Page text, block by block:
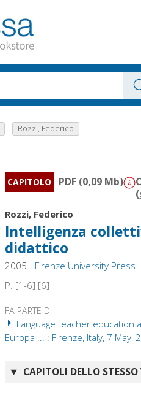
Rozzi, Federico
CAPITOLO PDF (0,09 Mb)
(
Rozzi, Federico
Intelligenza
didattico
2005 - Firenze University Press
P. [1-6] [6]
FA PARTE DI
Language teacher education
Europa ... : Firenze, Italy, 7 May,
CAPITOLI DELLO